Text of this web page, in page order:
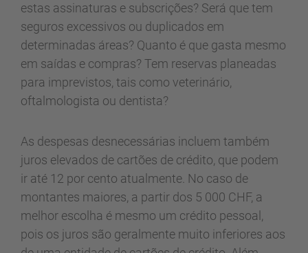
estas assinaturas e subscrições? Será que tem
seguros excessivos ou duplicados em
determinadas áreas? Quanto é que gasta mesmo
em saídas e compras? Tem reservas planeadas
para imprevistos, tais como veterinário,
oftalmologista ou dentista?
As despesas desnecessárias incluem também
juros elevados de cartões de crédito, que podem
ir até 12 por cento atualmente. No caso de
montantes maiores, a partir dos 5 000 CHF, a
melhor escolha é mesmo um crédito pessoal,
pois os juros são geralmente muito inferiores aos